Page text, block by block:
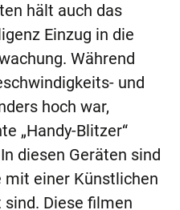
hält auch das
Einzug in die
Während
und
hoch war,
„Handy-Blitzer“
diesen Geräten sind
mit einer Künstlichen
Diese filmen